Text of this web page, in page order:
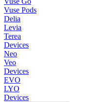
Vuse Pods
Delia
Levia
Terea
Devices
Neo
Veo
Devices
EVO
LYO
Devices